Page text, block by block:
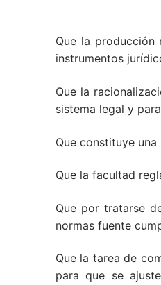
Que la
instrumentos
Que la
sistema legal y
Que constituye
Que la facultad
Que por tratarse
normas fuente
Que la tarea de
para que se